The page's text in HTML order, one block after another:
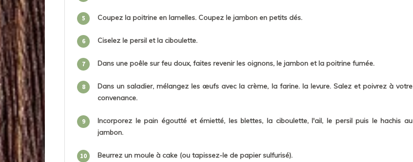
5 Coupez la poitrine en lamelles. Coupez le jambon en petits dés.
6 Ciselez le persil et la ciboulette.
7 Dans une poêle sur feu doux, faites revenir les oignons, le jambon et la poitrine fumée.
8
Dans un saladier, mélangez les œufs avec la crème, la farine. la levure. Salez et poivrez à votre
convenance.
9
Incorporez le pain égoutté et émietté, les blettes, la ciboulette, l'ail, le persil puis le hachis au
jambon.
10 Beurrez un moule à cake (ou tapissez-le de papier sulfurisé).